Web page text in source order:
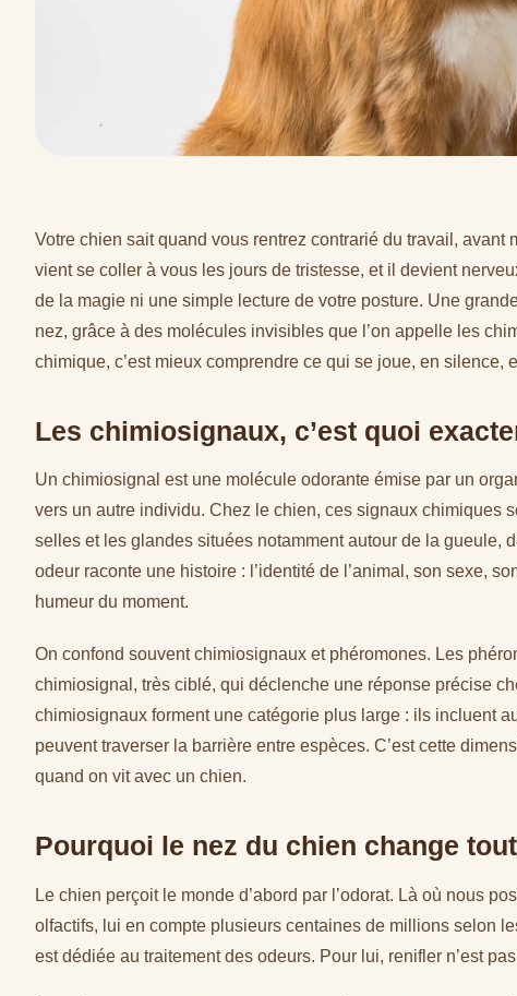
Votre chien sait quand vous rentrez contrarié du travail, avant
vient se coller à vous les jours de tristesse, et il devient
de la magie ni une simple lecture de votre posture. Une
nez, grâce à des molécules invisibles que l’on appelle les
chimique, c’est mieux comprendre ce qui se joue, en silence,
Les chimiosignaux, c’est quoi
Un chimiosignal est une molécule odorante émise par un
vers un autre individu. Chez le chien, ces signaux chimiques
selles et les glandes situées notamment autour de la gueule,
odeur raconte une histoire : l’identité de l’animal, son sexe,
humeur du moment.
On confond souvent chimiosignaux et phéromones. Les
chimiosignal, très ciblé, qui déclenche une réponse précise
chimiosignaux forment une catégorie plus large : ils incluent
peuvent traverser la barrière entre espèces. C’est cette
quand on vit avec un chien.
Pourquoi le nez du chien change tout
Le chien perçoit le monde d’abord par l’odorat. Là où nous
olfactifs, lui en compte plusieurs centaines de millions selon
est dédiée au traitement des odeurs. Pour lui, renifler n’est